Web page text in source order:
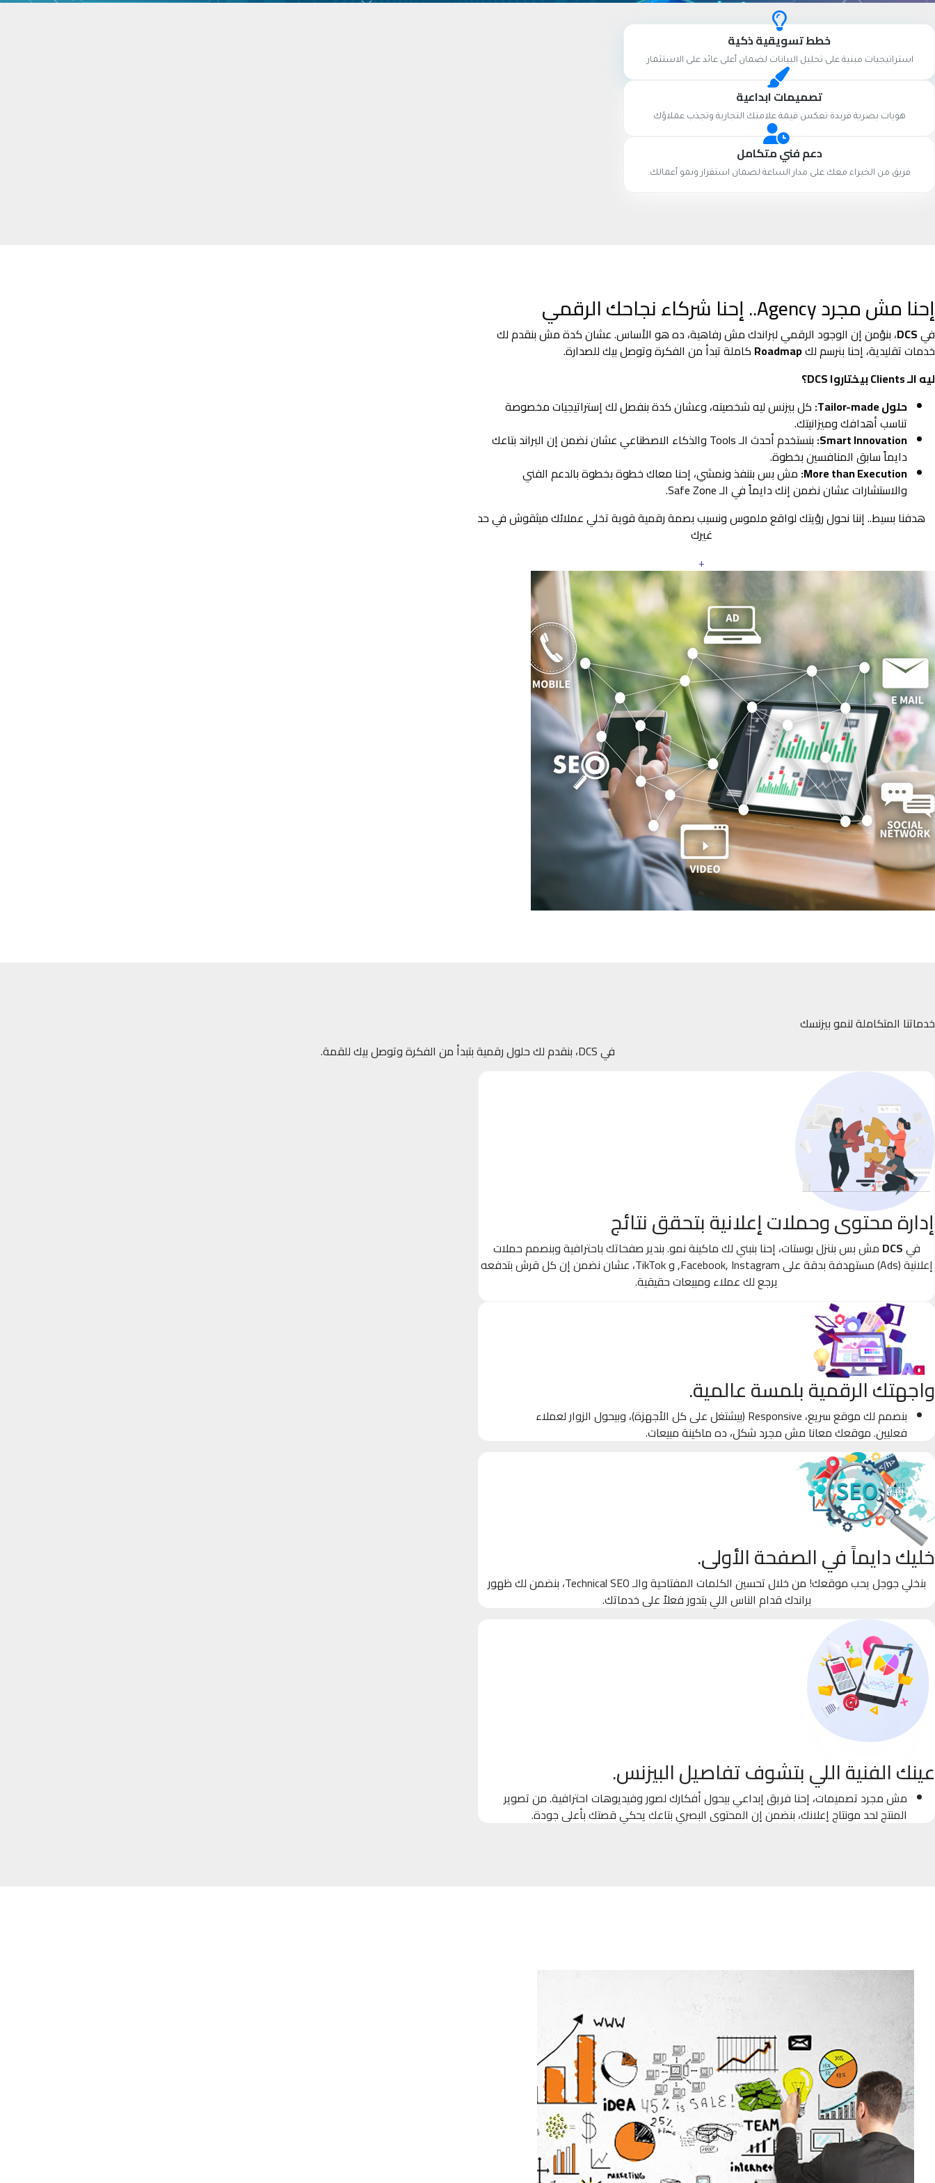
خطط تسويقية ذكية
استراتيجيات مبنية على تحليل البيانات لضمان أعلى عائد على الاستثمار.
تصميمات ابداعية
هويات بصرية فريدة تعكس قيمة علامتك التجارية وتجذب عملاؤك
دعم فني متكامل
فريق من الخبراء معك على مدار الساعة لضمان استقرار ونمو أعمالك.
إحنا مش مجرد Agency.. إحنا شركاء نجاحك الرقمي
فيDCS، بنؤمن إن الوجود الرقمي لبراندك مش رفاهية، ده هو الأساس. عشان كدة مش بنقدم لك
خدمات تقليدية، إحنا بنرسم لكRoadmap كاملة تبدأ من الفكرة وتوصل بيك للصدارة.
ليه الـ Clients بيختاروا DCS؟
حلول Tailor-made:
كل بيزنس ليه شخصيته، وعشان كدة بنفصل لك إستراتيجيات مخصوصة
تناسب أهدافك وميزانيتك.
Smart Innovation:
بنستخدم أحدث الـ Tools والذكاء الاصطناعي عشان نضمن إن البراند بتاعك
دايماً سابق المنافسين بخطوة.
More than Execution: مش بس بننفذ ونمشي، إحنا معاك خطوة بخطوة بالدعم الفني
والاستشارات عشان نضمن إنك دايماً في الـ Safe Zone.
هدفنا بسيط.. إننا نحول رؤيتك لواقع ملموس ونسيب بصمة رقمية قوية تخلي عملائك ميثقوش في حد
غيرك
+
خدماتنا المتكاملة لنمو بيزنسك
في DCS، بنقدم لك حلول رقمية بتبدأ من الفكرة وتوصل بيك للقمة.
إدارة محتوى وحملات إعلانية بتحقق نتائج
فيDCS مش بس بننزل بوستات، إحنا بنبني لك ماكينة نمو. بندير صفحاتك باحترافية وبنصمم حملات
إعلانية (Ads) مستهدفة بدقة على Facebook, Instagram, و TikTok، عشان نضمن إن كل قرش بتدفعه
يرجع لك عملاء ومبيعات حقيقية.
واجهتك الرقمية بلمسة عالمية.
بنصمم لك موقع سريع، Responsive (بيشتغل على كل الأجهزة)، وبيحول الزوار لعملاء
فعليين. موقعك معانا مش مجرد شكل، ده ماكينة مبيعات.
خليك دايماً في الصفحة الأولى.
بنخلي جوجل يحب موقعك! من خلال تحسين الكلمات المفتاحية والـ Technical SEO، بنضمن لك ظهور
براندك قدام الناس اللي بتدور فعلاً على خدماتك.
عينك الفنية اللي بتشوف تفاصيل البيزنس.
مش مجرد تصميمات، إحنا فريق إبداعي بيحول أفكارك لصور وفيديوهات احترافية. من تصوير
المنتج لحد مونتاج إعلانك، بنضمن إن المحتوى البصري بتاعك يحكي قصتك بأعلى جودة.